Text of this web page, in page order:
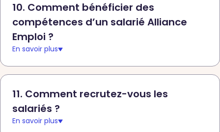
10. Comment bénéficier des
compétences d’un salarié Alliance
Emploi ?
En savoir plus
11. Comment recrutez-vous les
salariés ?
En savoir plus